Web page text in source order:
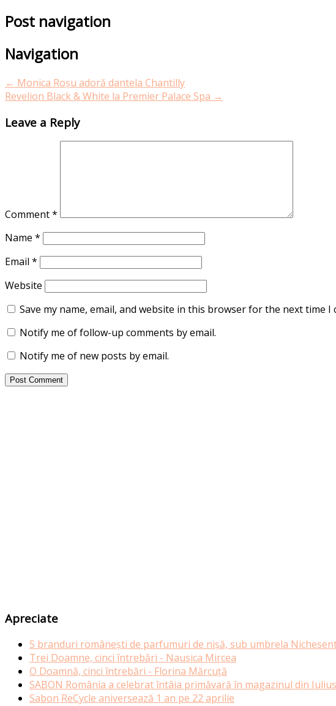
Post navigation
Navigation
← Monica Roșu adoră dantela Chantilly
Revelion Black & White la Premier Palace Spa →
Leave a Reply
Comment*
Name *
Email *
Website
Save my name, email, and website in this browser for the next time I
Notify me of follow-up comments by email.
Notify me of new posts by email.
Apreciate
5 branduri românești de parfumuri de nișă, sub umbrela
Trei Doamne, cinci întrebări - Nausica Mircea
O Doamnă, cinci întrebări - Florina Mărcuță
SABON România a celebrat întâia primăvară în magazinul din
Sabon ReCycle aniversează 1 an pe 22 aprilie